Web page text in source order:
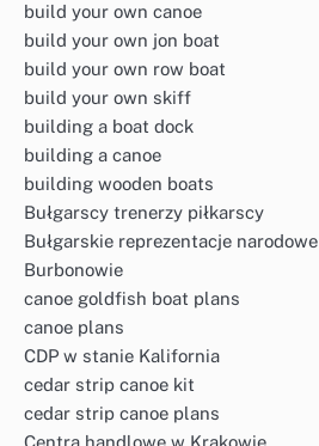
build your own canoe
build your own jon boat
build your own row boat
build your own skiff
building a boat dock
building a canoe
building wooden boats
Bułgarscy trenerzy piłkarscy
Bułgarskie reprezentacje narodowe
Burbonowie
canoe goldfish boat plans
canoe plans
CDP w stanie Kalifornia
cedar strip canoe kit
cedar strip canoe plans
Centra handlowe w Krakowie